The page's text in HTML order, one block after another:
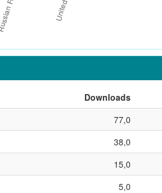
Downloads
77,0
38,0
15,0
5,0